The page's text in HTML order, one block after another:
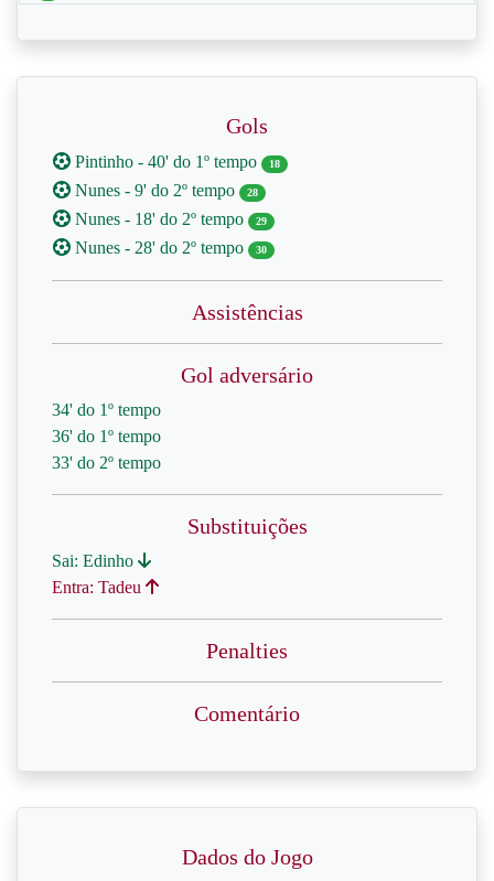
Gols
Pintinho - 40' do 1º tempo 18
Nunes - 9' do 2º tempo 28
Nunes - 18' do 2º tempo 29
Nunes - 28' do 2º tempo 30
Assistências
Gol adversário
34' do 1º tempo
36' do 1º tempo
33' do 2º tempo
Substituições
Sai: Edinho
Entra: Tadeu
Penalties
Comentário
Dados do Jogo